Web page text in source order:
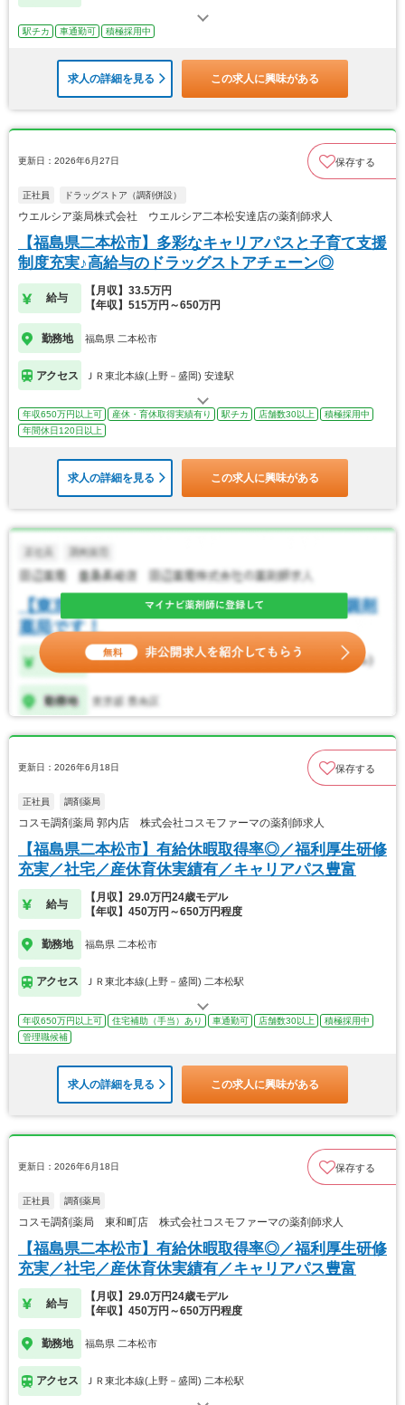
駅チカ 車通勤可 積極採用中
求人の詳細を見る この求人に興味がある
更新日：2026年6月27日 保存する
正社員 ドラッグストア（調剤併設）
ウエルシア薬局株式会社 ウエルシア二本松安達店の薬剤師求人
【福島県二本松市】多彩なキャリアパスと子育て支援
制度充実♪高給与のドラッグストアチェーン◎
給与
【月収】33.5万円
【年収】515万円～650万円
勤務地 福島県 二本松市
アクセス ＪＲ東北本線(上野－盛岡) 安達駅
年収650万円以上可 産休・育休取得実績有り 駅チカ 店舗数30以上
積極採用中
年間休日120日以上
求人の詳細を見る この求人に興味がある
更新日：2026年6月18日 保存する
正社員 調剤薬局
コスモ調剤薬局 郭内店 株式会社コスモファーマの薬剤師求人
【福島県二本松市】有給休暇取得率◎／福利厚生研修
充実／社宅／産休育休実績有／キャリアパス豊富
給与
【月収】29.0万円24歳モデル
【年収】450万円～650万円程度
勤務地 福島県 二本松市
アクセス ＪＲ東北本線(上野－盛岡) 二本松駅
年収650万円以上可 住宅補助（手当）あり 車通勤可 店舗数30以上
積極採用中
管理職候補
求人の詳細を見る この求人に興味がある
更新日：2026年6月18日 保存する
正社員 調剤薬局
コスモ調剤薬局 東和町店 株式会社コスモファーマの薬剤師求人
【福島県二本松市】有給休暇取得率◎／福利厚生研修
充実／社宅／産休育休実績有／キャリアパス豊富
給与
【月収】29.0万円24歳モデル
【年収】450万円～650万円程度
勤務地 福島県 二本松市
アクセス ＪＲ東北本線(上野－盛岡) 二本松駅